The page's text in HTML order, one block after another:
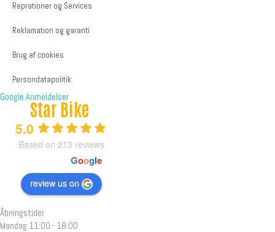
Reprationer og Services
Reklamation og garanti
Brug af cookies
Persondatapolitik
Google Anmeldelser
Star Bike
5.0
Based on 213 reviews
Google
review us on
Åbningstider
Mandag 11:00 - 18:00